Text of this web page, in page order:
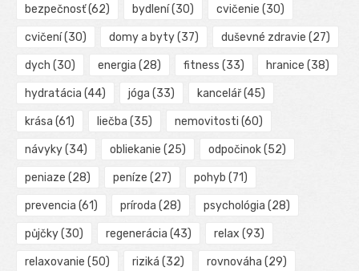
bezpečnosť(62) bydlení(30) cvičenie (30)
cvičení(30) domy a byty(37) duševné zdravie (27)
dych (30) energia (28) fitness (33) hranice (38)
hydratácia (44) jóga (33) kancelář(45)
krása (61) liečba (35) nemovitosti (60)
návyky(34) obliekanie (25) odpočinok(52)
peniaze (28) peníze (27) pohyb (71)
prevencia (61) príroda (28) psychológia (28)
půjčky(30) regenerácia (43) relax (93)
relaxovanie (50) riziká (32) rovnováha (29)